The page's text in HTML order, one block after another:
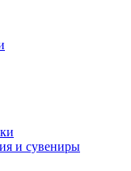
и сувениры